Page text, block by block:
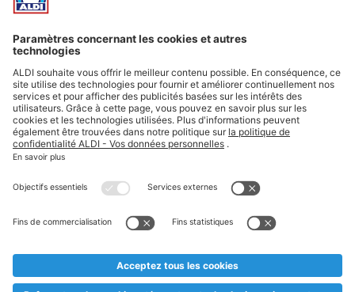
Infos essentielles
Suivez ALDI Belgique
Textes marqués d'un astérisque et mentions légales
* Nous vendons ces articles temporairement et jusqu'à
au cas où, malgré le planning bien étudié, nous serions
prématurément en rupture de stock. Prix Recupel et TVA incl.
** Sur ce site, l’utilisation de la forme masculine a été adoptée